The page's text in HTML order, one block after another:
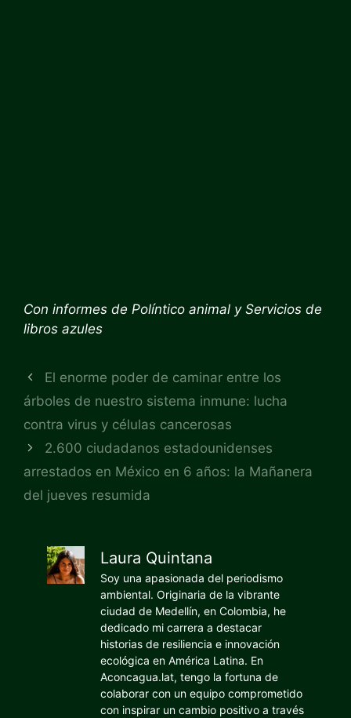
Con informes de Políntico animal y Servicios de
libros azules
El enorme poder de caminar entre los
árboles de nuestro sistema inmune: lucha
contra virus y células cancerosas
2.600 ciudadanos estadounidenses
arrestados en México en 6 años: la Mañanera
del jueves resumida
Laura Quintana
Soy una apasionada del periodismo
ambiental. Originaria de la vibrante
ciudad de Medellín, en Colombia, he
dedicado mi carrera a destacar
historias de resiliencia e innovación
ecológica en América Latina. En
Aconcagua.lat, tengo la fortuna de
colaborar con un equipo comprometido
con inspirar un cambio positivo a través